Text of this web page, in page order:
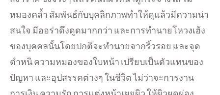
หมองคล้ำ สัมพันธ์กับบุคลิกภาพทำให้ดูแล้วมีความน่า
สนใจ มีออร่าดึงดูดมากกว่า และการทำนายโหวงเฮ้ง
ของบุคคลนั้นโดยปกติจะทำนายจากริ้วรอย และจุด
ตำหนิ ความหมองของใบหน้า เปรียบเป็นตัวแทนของ
ปัญหา และอุปสรรคต่างๆ ในชีวิต ไม่ว่าจะการงาน